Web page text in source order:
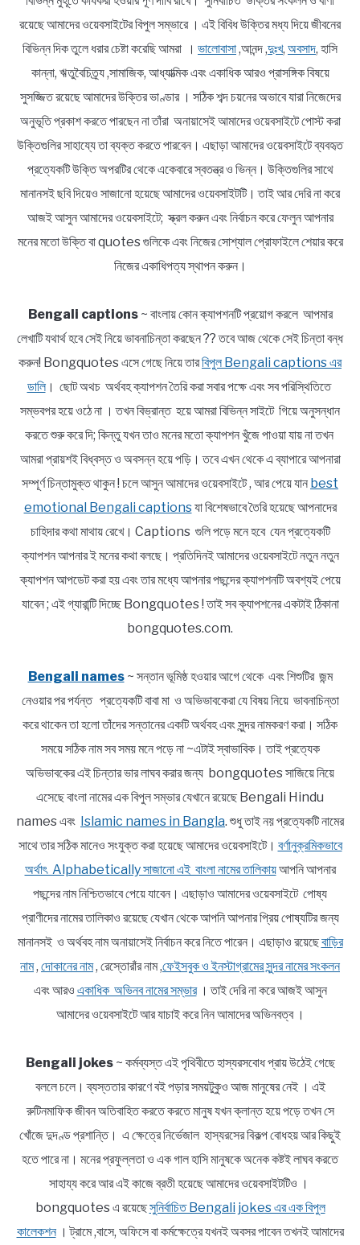
রয়েছে আমাদের ওয়েবসাইটের বিপুল সম্ভারে । এই বিবিধ উক্তির মধ্য দিয়ে জীবনের
বিভিন্ন দিক তুলে ধরার চেষ্টা করেছি আমরা । ভালোবাসা,আনন্দ ,দুঃখ, অবসাদ, হাসি
কান্না, ঋতুবৈচিত্র্য ,সামাজিক, আধ্যাত্মিক এবং একাধিক আরও প্রাসঙ্গিক বিষয়ে
সুসজ্জিত রয়েছে আমাদের উক্তির ভাণ্ডার । সঠিক শব্দ চয়নের অভাবে যারা নিজেদের
অনুভূতি প্রকাশ করতে পারছেন না তাঁরা অনায়াসেই আমাদের ওয়েবসাইটে পোস্ট করা
উক্তিগুলির সাহায্যে তা ব্যক্ত করতে পারবেন। এছাড়া আমাদের ওয়েবসাইটে ব্যবহৃত
প্রত্যেকটি উক্তি অপরটির থেকে একেবারে স্বতন্ত্র ও ভিন্ন। উক্তিগুলির সাথে
মানানসই ছবি দিয়েও সাজানো হয়েছে আমাদের ওয়েবসাইটটি। তাই আর দেরি না করে
আজই আসুন আমাদের ওয়েবসাইটে; স্ক্রল করুন এবং নির্বাচন করে ফেলুন আপনার
মনের মতো উক্তি বা quotes গুলিকে এবং নিজের সোশ্যাল প্রোফাইলে শেয়ার করে
নিজের একাধিপত্য স্থাপন করুন।
Bengali captions~ বাংলায় কোন ক্যাপশনটি প্রয়োগ করলে আপমার
লেখাটি যথার্থ হবে সেই নিয়ে ভাবনাচিন্তা করছেন ?? তবে আজ থেকে সেই চিন্তা বন্ধ
করুন! Bongquotes এসে গেছে নিয়ে তারবিপুল Bengali captions এর
ডালি। ছোট অথচ অর্থবহ ক্যাপশন তৈরি করা সবার পক্ষে এবং সব পরিস্থিতিতে
সম্ভবপর হয়ে ওঠে না । তখন বিভ্রান্ত হয়ে আমরা বিভিন্ন সাইটে গিয়ে অনুসন্ধান
করতে শুরু করে দি; কিন্তু যখন তাও মনের মতো ক্যাপশন খুঁজে পাওয়া যায় না তখন
আমরা প্রায়শই বিধ্বস্ত ও অবসন্ন হয়ে পড়ি। তবে এখন থেকে এ ব্যাপারে আপনারা
সম্পূর্ণ চিন্তামুক্ত থাকুন ! চলে আসুন আমাদের ওয়েবসাইটে , আর পেয়ে যান best
emotional Bengali captionsযা বিশেষভাবে তৈরি হয়েছে আপনাদের
চাহিদার কথা মাথায় রেখে। Captions গুলি পড়ে মনে হবে যেন প্রত্যেকটি
ক্যাপশন আপনার ই মনের কথা বলছে। প্রতিদিনই আমাদের ওয়েবসাইটে নতুন নতুন
ক্যাপশন আপডেট করা হয় এবং তার মধ্যে আপনার পছন্দের ক্যাপশনটি অবশ্যই পেয়ে
যাবেন ; এই গ্যারান্টি দিচ্ছে Bongquotes ! তাই সব ক্যাপশনের একটাই ঠিকানা
bongquotes.com.
Bengali names~ সন্তান ভূমিষ্ঠ হওয়ার আগে থেকে এবং শিশুটির জন্ম
নেওয়ার পর পর্যন্ত প্রত্যেকটি বাবা মা ও অভিভাবকেরা যে বিষয় নিয়ে ভাবনাচিন্তা
করে থাকেন তা হলো তাঁদের সন্তানের একটি অর্থবহ এবং সুন্দর নামকরণ করা। সঠিক
সময়ে সঠিক নাম সব সময় মনে পড়ে না ~এটাই স্বাভাবিক। তাই প্রত্যেক
অভিভাবকের এই চিন্তার ভার লাঘব করার জন্য bongquotes সাজিয়ে নিয়ে
এসেছে বাংলা নামের এক বিপুল সম্ভার যেখানে রয়েছে Bengali Hindu
names এবং Islamic names in Bangla. শুধু তাই নয় প্রত্যেকটি নামের
সাথে তার সঠিক মানেও সংযুক্ত করা হয়েছে আমাদের ওয়েবসাইটে। বর্ণানুক্রমিকভাবে
অর্থাৎ Alphabetically সাজানো এই বাংলা নামের তালিকায়আপনি আপনার
পছন্দের নাম নিশ্চিতভাবে পেয়ে যাবেন। এছাড়াও আমাদের ওয়েবসাইটে পোষ্য
প্রাণীদের নামের তালিকাও রয়েছে যেখান থেকে আপনি আপনার প্রিয় পোষ্যটির জন্য
মানানসই ও অর্থবহ নাম অনায়াসেই নির্বাচন করে নিতে পারেন। এছাড়াও রয়েছেবাড়ির
নাম, দোকানের নাম, রেস্তোরাঁর নাম ,ফেইসবুক ও ইনস্টাগ্রামের সুন্দর নামের সংকলন
এবং আরও একাধিক অভিনব নামের সম্ভার। তাই দেরি না করে আজই আসুন
আমাদের ওয়েবসাইটে আর যাচাই করে নিন আমাদের অভিনবত্ব ।
Bengali jokes~ কর্মব্যস্ত এই পৃথিবীতে হাস্যরসবোধ প্রায় উঠেই গেছে
বললে চলে। ব্যস্ততার কারণে বই পড়ার সময়টুকুও আজ মানুষের নেই । এই
রুটিনমাফিক জীবন অতিবাহিত করতে করতে মানুষ যখন ক্লান্ত হয়ে পড়ে তখন সে
খোঁজে দুদণ্ড প্রশান্তি। এ ক্ষেত্রে নির্ভেজাল হাস্যরসের বিকল্প বোধহয় আর কিছুই
হতে পারে না। মনের প্রফুল্লতা ও এক গাল হাসি মানুষকে অনেক কষ্টই লাঘব করতে
সাহায্য করে আর এই কাজে ব্রতী হয়েছে আমাদের ওয়েবসাইটটিও ।
bongquotes এ রয়েছেসুনির্বাচিত Bengali jokes এর এক বিপুল
কালেকশন। ট্রামে ,বাসে, অফিসে বা কর্মক্ষেত্রে যখনই অবসর পাবেন তখনই আমাদের